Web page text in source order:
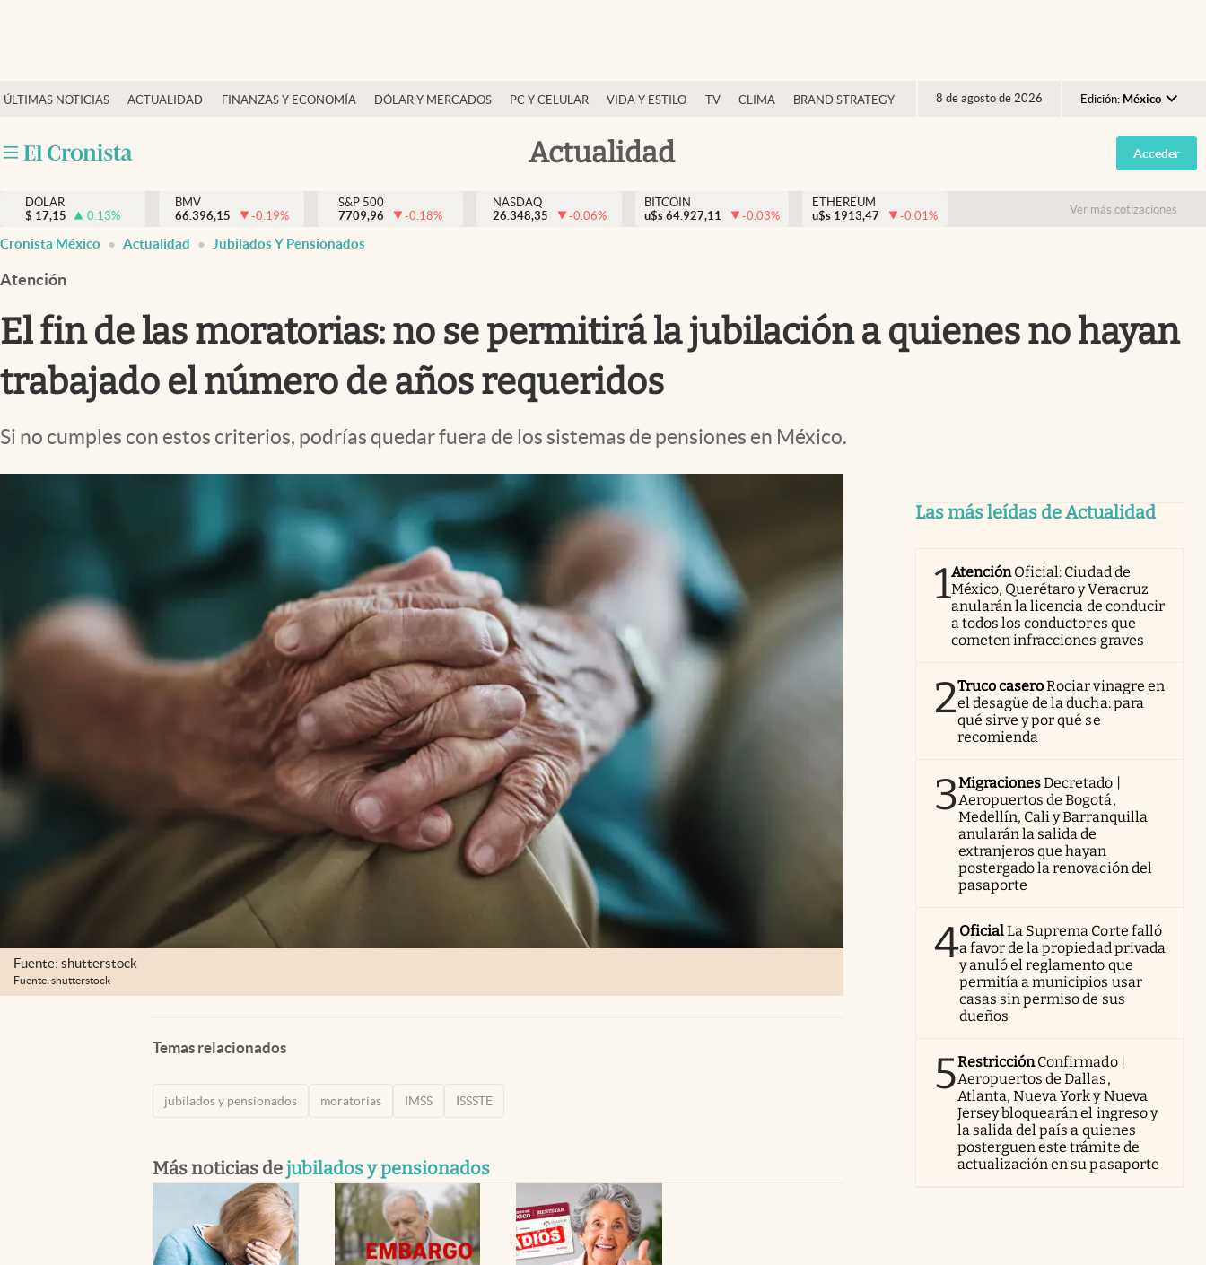
ÚLTIMAS NOTICIAS ACTUALIDAD FINANZAS Y ECONOMÍA DÓLAR Y MERCADOS PC Y CELULAR VIDA Y ESTILO TV CLIMA BRAND STRATEGY 8 de agosto de 2026 Edición: México
Argentina
España
USA
Actualidad
Actualidad
Internacionales
Opinión
Brand Strategy
Vida y estilo
Tv
Espiritualidad
Acceder
DÓLAR
$ 17,15 0.13%
BMV
66.396,15
-0.19%
S&P 500
7709,96
-0.18%
NASDAQ
26.348,35
-0.06%
BITCOIN
u$s 64.927,11 -0.03%
ETHEREUM
u$s 1913,47 -0.01% Ver más cotizaciones
Cronista México Actualidad Jubilados Y Pensionados
Atención
El fin de las moratorias: no se permitirá la jubilación a quienes no hayan
trabajado el número de años requeridos
Si no cumples con estos criterios, podrías quedar fuera de los sistemas de pensiones en México.
Fuente: shutterstock
Fuente: shutterstock
Temas relacionados
jubilados y pensionados moratorias IMSS ISSSTE
Más noticias dejubilados y pensionados
Las más leídas de Actualidad
1AtenciónOficial: Ciudad de
México, Querétaro y Veracruz
anularán la licencia de conducir
a todos los conductores que
cometen infracciones graves
2Truco caseroRociar vinagre en
el desagüe de la ducha: para
qué sirve y por qué se
recomienda
3MigracionesDecretado |
Aeropuertos de Bogotá,
Medellín, Cali y Barranquilla
anularán la salida de
extranjeros que hayan
postergado la renovación del
pasaporte
4OficialLa Suprema Corte falló
a favor de la propiedad privada
y anuló el reglamento que
permitía a municipios usar
casas sin permiso de sus
dueños
5RestricciónConfirmado |
Aeropuertos de Dallas,
Atlanta, Nueva York y Nueva
Jersey bloquearán el ingreso y
la salida del país a quienes
posterguen este trámite de
actualización en su pasaporte